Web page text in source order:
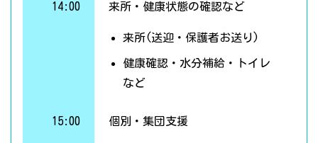
14:00 来所・健康状態の確認など
来所(送迎・保護者お送り)
健康確認・水分補給・トイレ
など
15:00 個別・集団支援